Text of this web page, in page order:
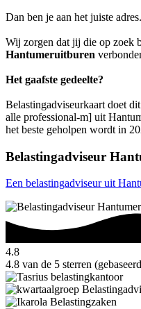
Dan ben je aan het juiste adres.
Wij zorgen dat jij die op zoek
Hantumeruitburen
Het gaafste gedeelte?
Belastingadviseurkaart doet
alle professional-m] uit
het beste geholpen wordt in
Belastingadviseur
Een belastingadviseur uit
4.8
4.8 van de 5 sterren